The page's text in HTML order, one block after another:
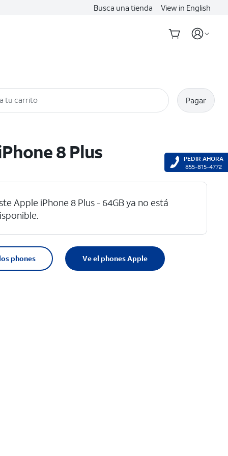
Busca una tienda View in English
tu carrito Pagar
intercambio de dispositivos
8 Plus
Apple iPhone 8 Plus - 64GB ya no está
phones Ve el phones Apple
PEDIR AHORA
855-815-4772